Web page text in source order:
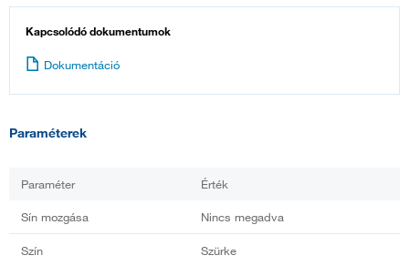
Kapcsolódó dokumentumok
Dokumentáció
Paraméterek
Paraméter Érték
Sín mozgása Nincs megadva
Szín Szürke